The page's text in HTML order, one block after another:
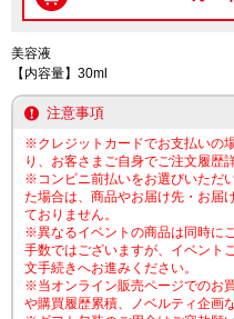
美容液
【内容量】30ml
注意事項
※クレジットカードでお支払いの
り、お客さまご自身でご注文履歴
※コンビニ前払いをお選びいただ
た場合は、商品やお届け先・お届
ておりません。
※異なるイベントの商品は同時に
手数ではございますが、イベント
文手続きへお進みください。
※当オンライン販売ページでのお
や購買履歴累積、ノベルティ企画